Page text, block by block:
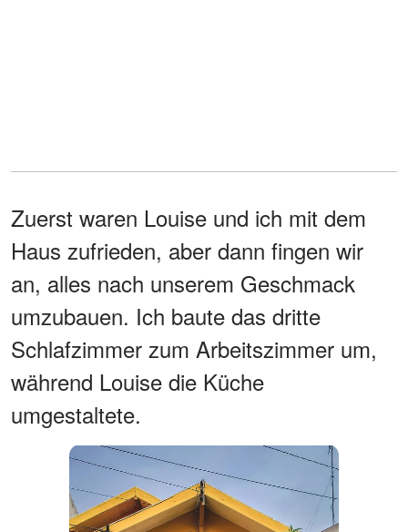
Zuerst waren Louise und ich mit dem
Haus zufrieden, aber dann fingen wir
an, alles nach unserem Geschmack
umzubauen. Ich baute das dritte
Schlafzimmer zum Arbeitszimmer um,
während Louise die Küche
umgestaltete.